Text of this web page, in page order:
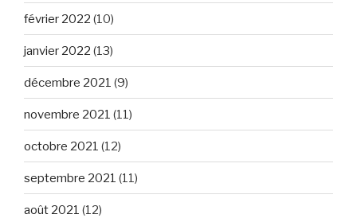
février 2022 (10)
janvier 2022 (13)
décembre 2021 (9)
novembre 2021 (11)
octobre 2021 (12)
septembre 2021 (11)
août 2021 (12)